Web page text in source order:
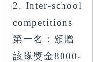
2. Inter-school
competitions
第一名：頒贈
該隊獎金8000-